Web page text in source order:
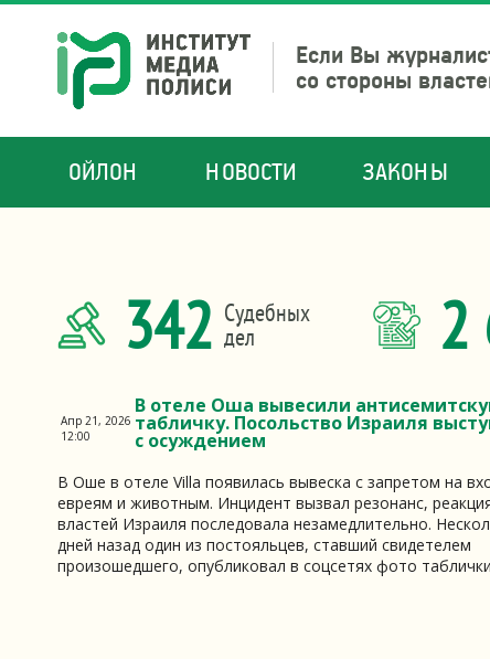
Если Вы
со стороны
ОЙЛОН НОВОСТИ ЗАКОНЫ
342 Судебных
дел 2
В отеле Оша вывесили
табличку. Посольство Израиля
с осуждением
Апр 21, 2026
12:00
В Оше в отеле Villa появилась вывеска с запретом на
евреям и животным. Инцидент вызвал резонанс,
властей Израиля последовала незамедлительно.
дней назад один из постояльцев, ставший свидетелем
произошедшего, опубликовал в соцсетях фото